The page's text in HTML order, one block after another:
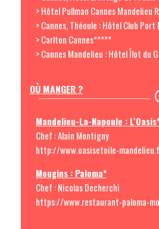
> Hôtel Pullman Cannes Mandelieu
> Cannes, Théoule : Hôtel Club
> Carlton Cannes*****
> Cannes Mandelieu : Hôtel Îlot du
OÙ MANGER ?
Mandelieu-La-Napoule :
Chef : Alain Montigny
http://www.oasisetoile-
Mougins : Paloma*
Chef : Nicolas Decherchi
https://www.restaurant-paloma-